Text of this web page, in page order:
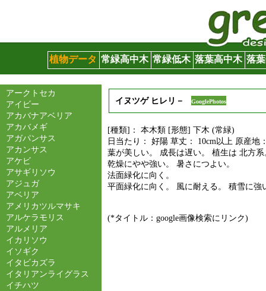
植物データ 常緑高中木 常緑低木 落葉高中木 落
アークトセカ
アイビー
アカバナアベリア
アカバメギ
アガパンサス
アカンサス
アケビ
アサギリソウ
アジュガ
アベリア
アメリカツルマサキ
アルケラモリス
アルメリア
イカリソウ
イソギク
イタビカズラ
イタリアンライグラス
イチハツ
イヌツゲ ヒレリ－ GooglePhotos
[種類]： 本木類 [形態] 下木 (常緑)
日当たり： 好陽 草丈： 10cm以上 原産地
葉が美しい。 成長は遅い。 植生は 北方系
乾燥にやや強い。 暑さにつよい。
法面緑化に向く。
平面緑化に向く。 風に耐える。 積雪に強
(*タイトル：google画像検索にリンク)